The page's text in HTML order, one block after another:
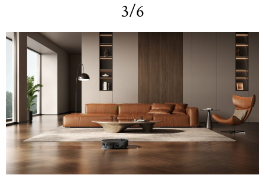
3/6